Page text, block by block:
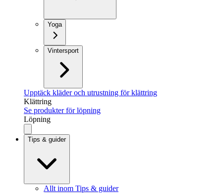
Yoga
Vintersport
Upptäck kläder och utrustning för klättring
Klättring
Se produkter för löpning
Löpning
Tips & guider
Allt inom Tips & guider